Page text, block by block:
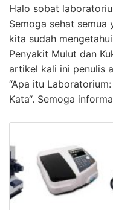
Halo sobat
Semoga sehat
kita sudah
Penyakit Mulut dan
artikel kali ini penulis
“Apa itu
Kata“. Semoga